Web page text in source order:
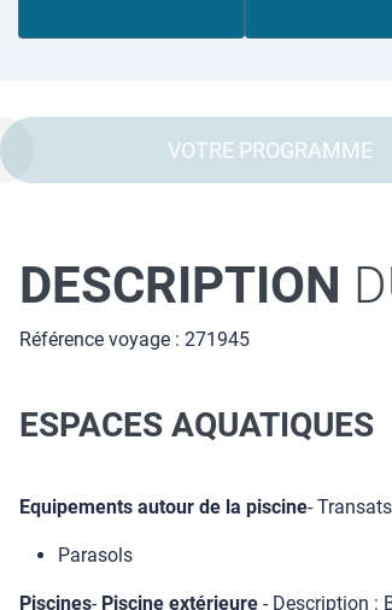
VOTRE PROGRAMME
DESCRIPTION
Référence voyage : 271945
ESPACES AQUATIQUES
Equipements autour de la piscine-
Parasols
Piscines- Piscine extérieure - Description :